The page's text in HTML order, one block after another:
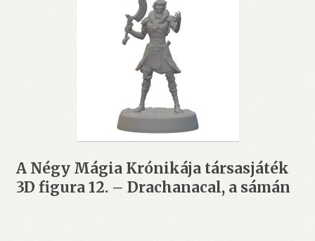
A Négy Mágia Krónikája társasjáték
3D figura 12. – Drachanacal, a sámán